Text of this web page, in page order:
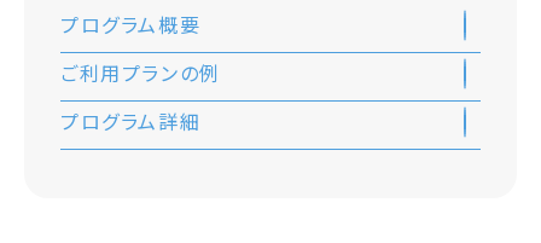
プログラム概要
ご利用プランの例
プログラム詳細